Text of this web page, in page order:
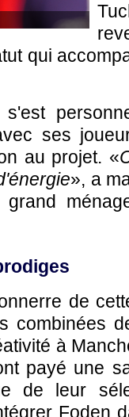
qui
ses
au projet. «
», a
de
combinées
à
payé une
de leur
Foden